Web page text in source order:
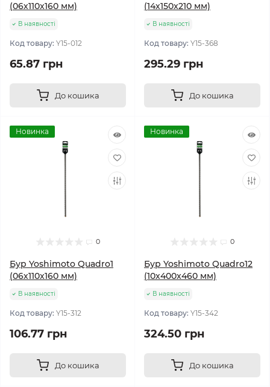
(06х110x160 мм)
В наявності
Код товару: Y15-012
65.87 грн
До кошика
(14х150x210 мм)
В наявності
Код товару: Y15-368
295.29 грн
До кошика
Новинка
0
Бур Yoshimoto Quadro1
(06х110x160 мм)
В наявності
Код товару: Y15-312
106.77 грн
До кошика
Новинка
0
Бур Yoshimoto Quadro12
(10х400x460 мм)
В наявності
Код товару: Y15-342
324.50 грн
До кошика